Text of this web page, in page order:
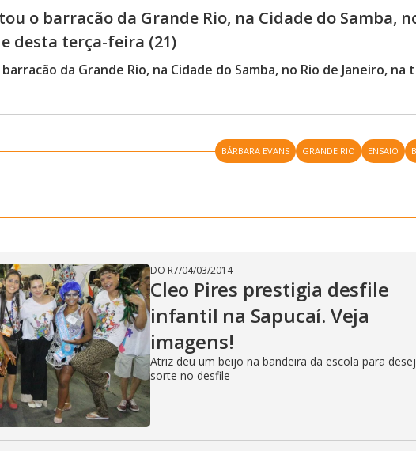
o barracão da Grande Rio, na Cidade do Samba,
desta terça-feira (21)
da Grande Rio, na Cidade do Samba, no Rio de Janeiro, na
BÁRBARA EVANS GRANDE RIO ENSAIO
DO R7/04/03/2014
Cleo Pires prestigia desfile
infantil na Sapucaí. Veja
imagens!
Atriz deu um beijo na bandeira da escola para
sorte no desfile